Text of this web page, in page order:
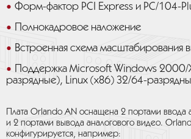
Форм-фактор PCI Express и PC/104-
Полнокадровое наложение
Встроенная схема масштабирования
Поддержка Microsoft Windows 2000/
разрядные), Linux (x86) 32/64-
Плата Orlando AN оснащена 2 портами ввода
и 2 портами вывода аналогового видео.
конфигурируется, например: